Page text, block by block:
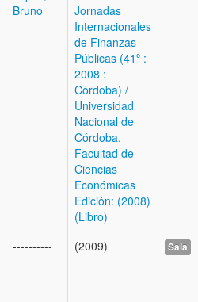
Bruno
Jornadas
Internacionales
de Finanzas
Públicas (41º :
2008 :
Córdoba) /
Universidad
Nacional de
Córdoba.
Facultad de
Ciencias
Económicas
Edición: (2008)
(Libro)
---------- (2009) Sala